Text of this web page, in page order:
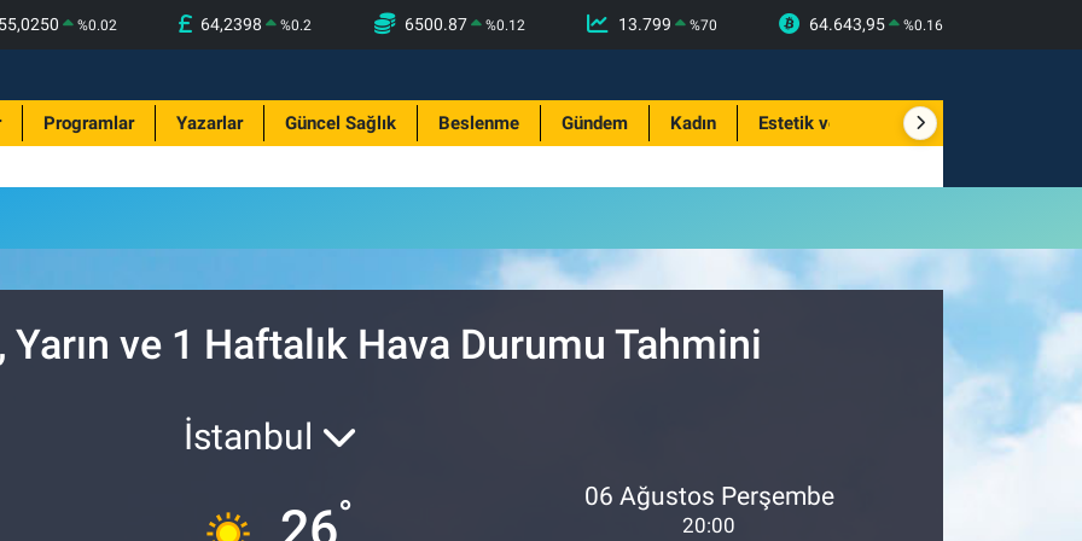
55,0250 %0.02 64,2398 %0.2 6500.87 %0.12 13.799 %70 64.643,95 %0.16
Programlar Yazarlar Güncel Sağlık Beslenme Gündem Kadın Estetik ve Güzellik
Yarın ve 1 Haftalık Hava Durumu Tahmini
İstanbul
° 06 Ağustos Perşembe
20:00